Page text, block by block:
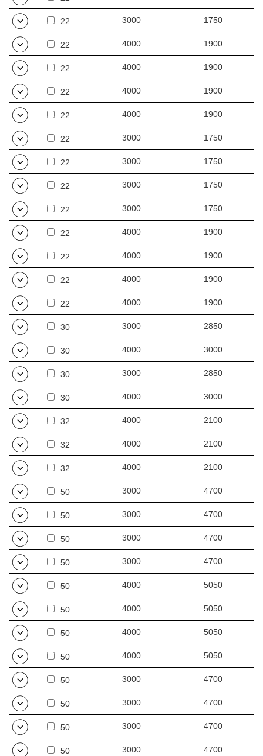
22 3000 1750
22 4000 1900
22 4000 1900
22 4000 1900
22 4000 1900
22 3000 1750
22 3000 1750
22 3000 1750
22 3000 1750
22 4000 1900
22 4000 1900
22 4000 1900
22 4000 1900
30 3000 2850
30 4000 3000
30 3000 2850
30 4000 3000
32 4000 2100
32 4000 2100
32 4000 2100
50 3000 4700
50 3000 4700
50 3000 4700
50 3000 4700
50 4000 5050
50 4000 5050
50 4000 5050
50 4000 5050
50 3000 4700
50 3000 4700
50 3000 4700
50 3000 4700